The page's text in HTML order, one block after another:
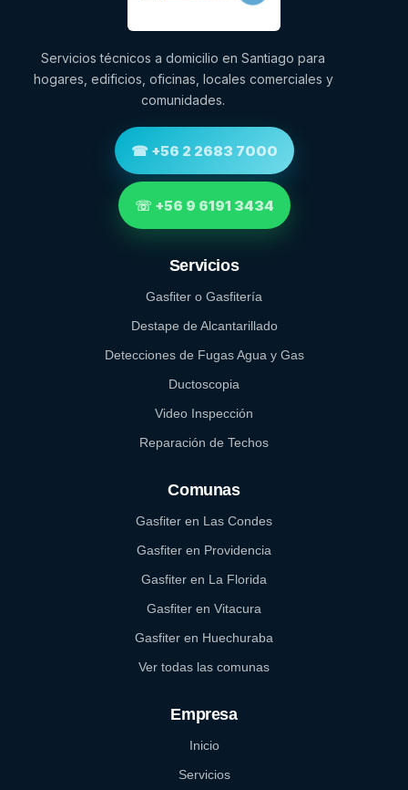
Servicios técnicos a domicilio en Santiago para
hogares, edificios, oficinas, locales comerciales y
comunidades.
☎ +56 2 2683 7000
☏ +56 9 6191 3434
Servicios
Gasfiter o Gasfitería
Destape de Alcantarillado
Detecciones de Fugas Agua y Gas
Ductoscopia
Video Inspección
Reparación de Techos
Comunas
Gasfiter en Las Condes
Gasfiter en Providencia
Gasfiter en La Florida
Gasfiter en Vitacura
Gasfiter en Huechuraba
Ver todas las comunas
Empresa
Inicio
Servicios